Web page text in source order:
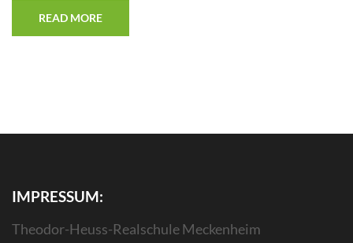
READ MORE
IMPRESSUM:
Theodor-Heuss-Realschule Meckenheim